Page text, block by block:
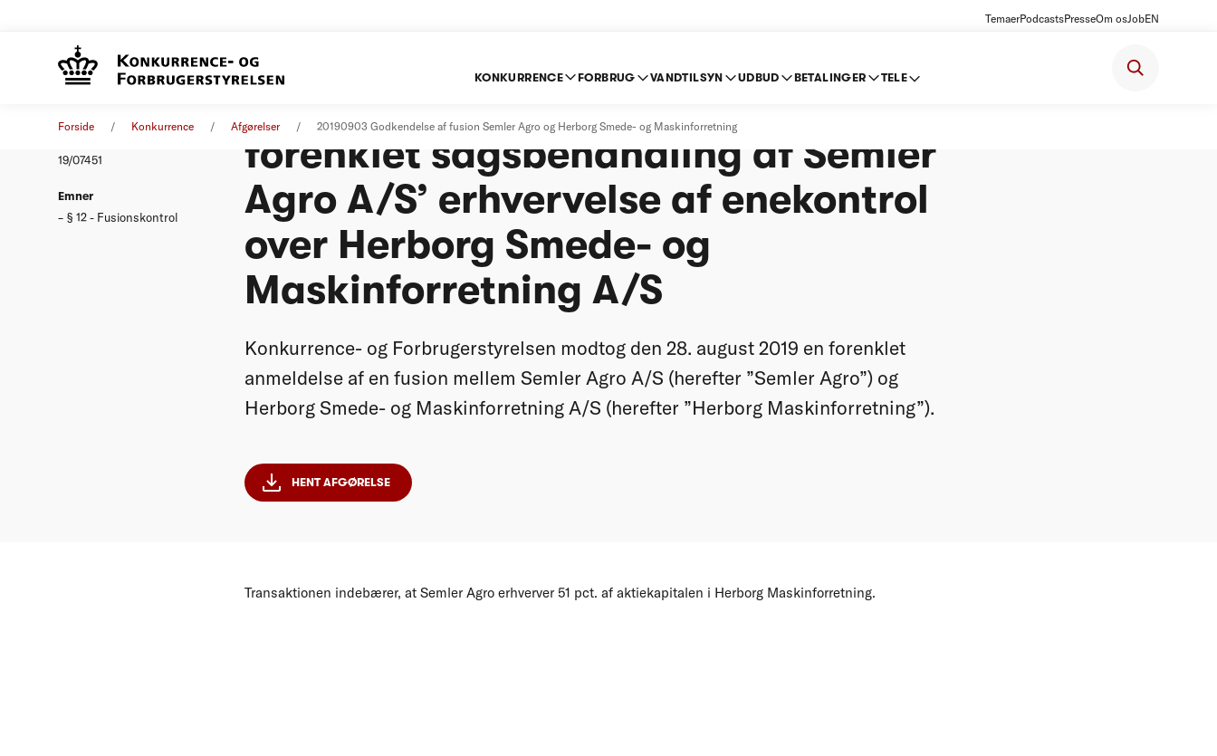
TemaerPodcastsPresseOm osJobEN
KONKURRENCE FORBRUG VANDTILSYN UDBUD BETALINGER TELE
Forside Konkurrence Afgørelser 20190903 Godkendelse af fusion Semler Agro og Herborg Smede- og Maskinforretning
19/07451
Emner
§ 12 - Fusionskontrol
forenklet sagsbehandling af Semler
Agro A/S’ erhvervelse af enekontrol
over Herborg Smede- og
Maskinforretning A/S
Konkurrence- og Forbrugerstyrelsen modtog den 28. august 2019 en forenklet
anmeldelse af en fusion mellem Semler Agro A/S (herefter ”Semler Agro”) og
Herborg Smede- og Maskinforretning A/S (herefter ”Herborg Maskinforretning”).
HENT AFGØRELSE
Transaktionen indebærer, at Semler Agro erhverver 51 pct. af aktiekapitalen i Herborg Maskinforretning.